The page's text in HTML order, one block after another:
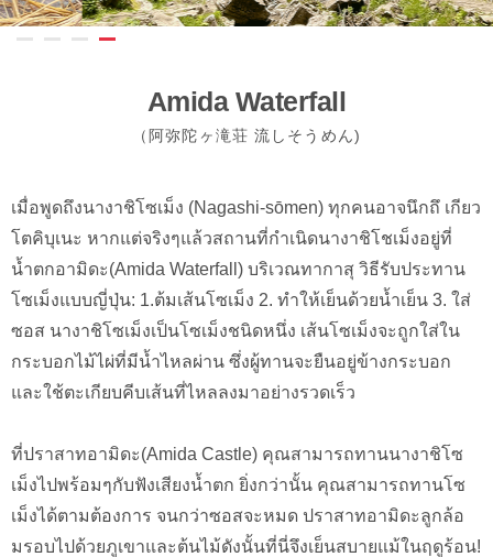
Amida Waterfall
（阿弥陀ヶ滝荘 流しそうめん)
เมื่อพูดถึงนางาชิโซเม็ง (Nagashi-sōmen) ทุกคนอาจนึกถึ เกียว
โตคิบุเนะ หากแต่จริงๆแล้วสถานที่กำเนิดนางาชิโชเม็งอยู่ที่
น้ำตกอามิดะ(Amida Waterfall) บริเวณทากาสุ วิธีรับประทาน
โซเม็งแบบญี่ปุ่น: 1.ต้มเส้นโซเม็ง 2. ทำให้เย็นด้วยน้ำเย็น 3. ใส่
ซอส นางาชิโซเม็งเป็นโซเม็งชนิดหนึ่ง เส้นโซเม็งจะถูกใส่ใน
กระบอกไม้ไผ่ที่มีน้ำไหลผ่าน ซึ่งผู้ทานจะยืนอยู่ข้างกระบอก
และใช้ตะเกียบคีบเส้นที่ไหลลงมาอย่างรวดเร็ว
ที่ปราสาทอามิดะ(Amida Castle) คุณสามารถทานนางาชิโซ
เม็งไปพร้อมๆกับฟังเสียงน้ำตก ยิ่งกว่านั้น คุณสามารถทานโซ
เม็งได้ตามต้องการ จนกว่าซอสจะหมด ปราสาทอามิดะลูกล้อ
มรอบไปด้วยภูเขาและต้นไม้ดังนั้นที่นี่จึงเย็นสบายแม้ในฤดูร้อน!